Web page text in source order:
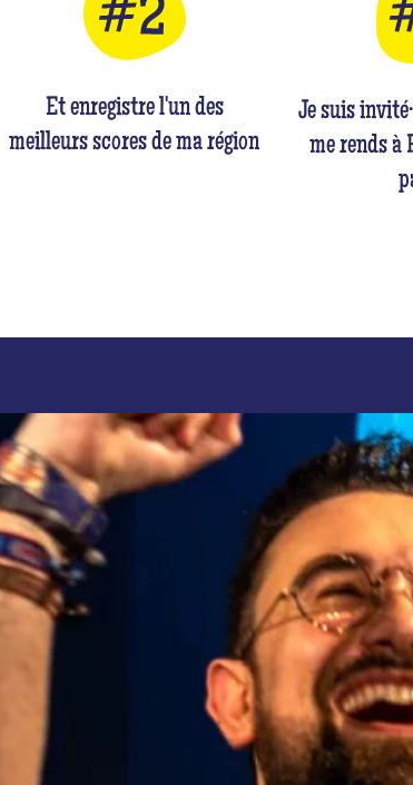
Et enregistre l'un des
meilleurs scores de ma région
Je suis
me rends à